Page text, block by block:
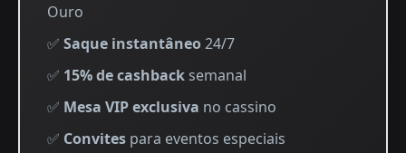
Ouro
✅ Saque instantâneo24/7
✅ 15% de cashback semanal
✅ Mesa VIP exclusiva no cassino
✅ Convites para eventos especiais